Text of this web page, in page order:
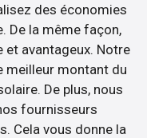
des économies
De la même façon,
avantageux. Notre
meilleur montant du
De plus, nous
fournisseurs
Cela vous donne la